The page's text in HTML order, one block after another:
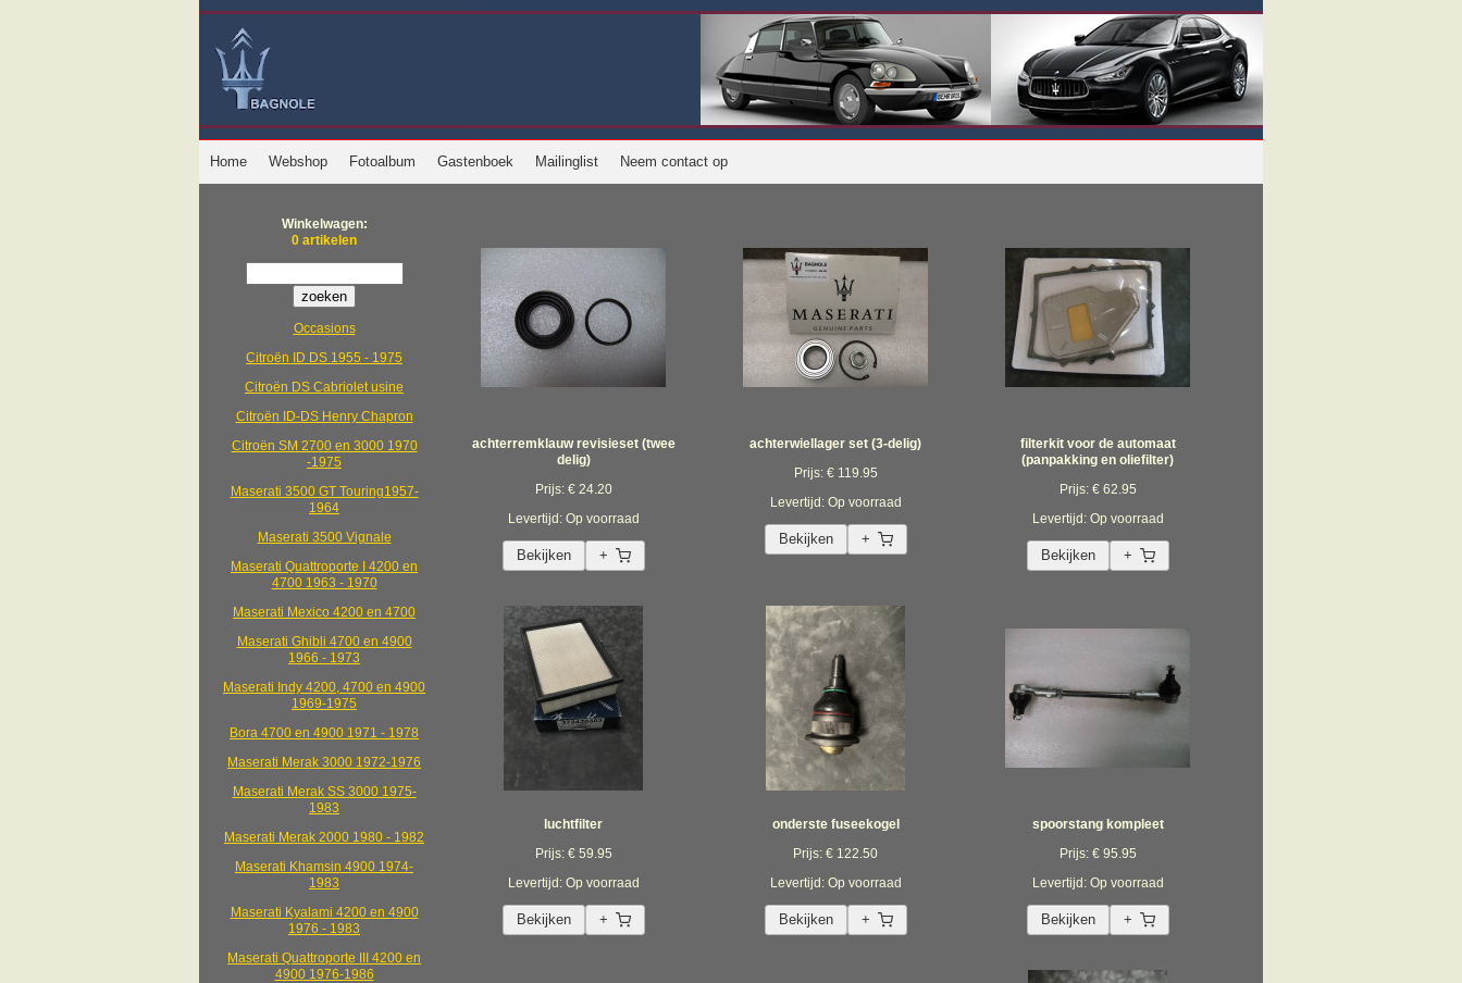
Home Webshop Fotoalbum Gastenboek Mailinglist Neem contact op
Winkelwagen:
0 artikelen
Occasions
Citroën ID DS 1955 - 1975
Citroën DS Cabriolet usine
Citroën ID-DS Henry Chapron
Citroën SM 2700 en 3000 1970
-1975
Maserati 3500 GT Touring1957-
1964
Maserati 3500 Vignale
Maserati Quattroporte I 4200 en
4700 1963 - 1970
Maserati Mexico 4200 en 4700
Maserati Ghibli 4700 en 4900
1966 - 1973
Maserati Indy 4200, 4700 en 4900
1969-1975
Bora 4700 en 4900 1971 - 1978
Maserati Merak 3000 1972-1976
Maserati Merak SS 3000 1975-
1983
Maserati Merak 2000 1980 - 1982
Maserati Khamsin 4900 1974-
1983
Maserati Kyalami 4200 en 4900
1976 - 1983
Maserati Quattroporte III 4200 en
4900 1976-1986
achterremklauw revisieset (twee
delig)
Prijs: € 24.20
Levertijd: Op voorraad
Bekijken +
achterwiellager set (3-delig)
Prijs: € 119.95
Levertijd: Op voorraad
Bekijken +
filterkit voor de automaat
(panpakking en oliefilter)
Prijs: € 62.95
Levertijd: Op voorraad
Bekijken +
luchtfilter
Prijs: € 59.95
Levertijd: Op voorraad
Bekijken +
onderste fuseekogel
Prijs: € 122.50
Levertijd: Op voorraad
Bekijken +
spoorstang kompleet
Prijs: € 95.95
Levertijd: Op voorraad
Bekijken +